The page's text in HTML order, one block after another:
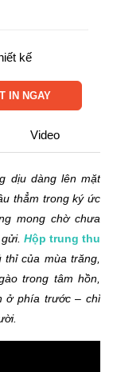
kế
IN NGAY
Video
dịu dàng lên mặt
thẳm trong ký ức
mong chờ chưa
Hộp trung thu
thỉ của mùa trăng,
trong tâm hồn,
ở phía trước – chỉ